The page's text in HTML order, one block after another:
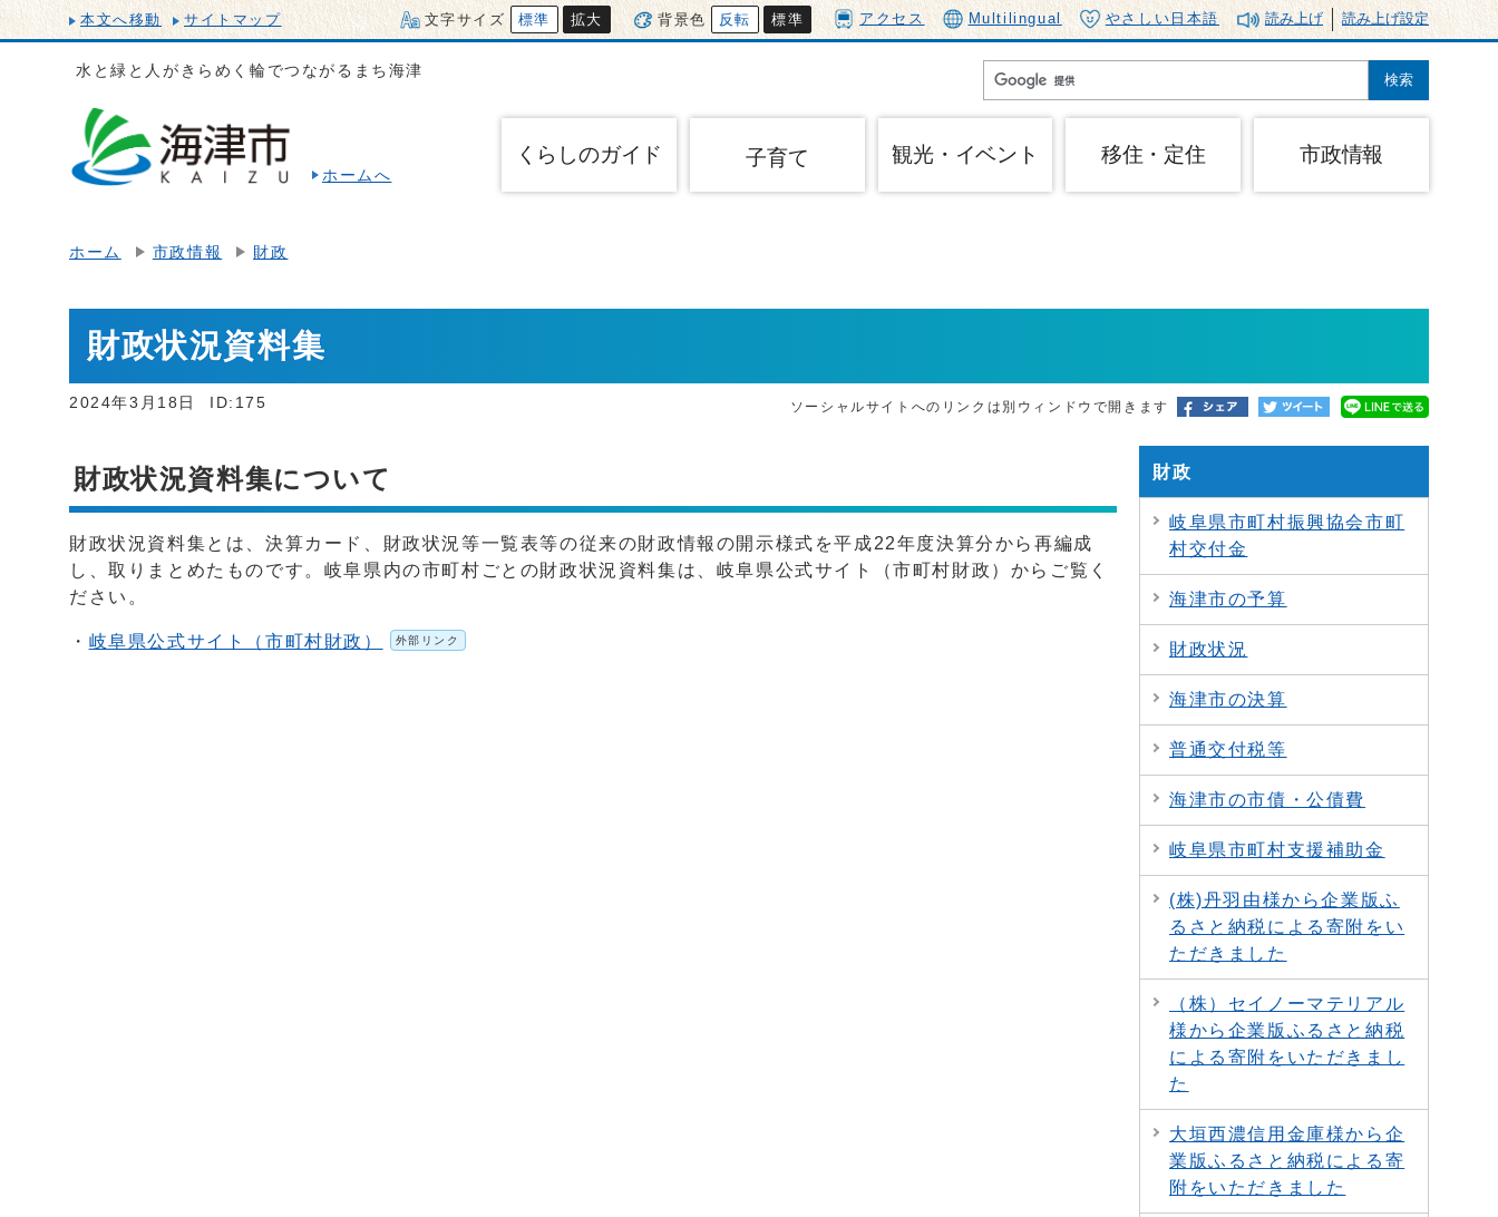
本文へ移動 サイトマップ 文字サイズ 標準 拡大 背景色 反転 標準 アクセス Multilingual やさしい日本語 読み上げ 読み上げ設定
水と緑と人がきらめく輪でつながるまち海津
ホームへ
くらしのガイド 子育て 観光・イベント 移住・定住 市政情報
ホーム 市政情報 財政
財政状況資料集
2024年3月18日 ID:175 ソーシャルサイトへのリンクは別ウィンドウで開きます
財政状況資料集について
財政状況資料集とは、決算カード、財政状況等一覧表等の従来の財政情報の開示様式を平成22年度決算分から再編成
し、取りまとめたものです。岐阜県内の市町村ごとの財政状況資料集は、岐阜県公式サイト（市町村財政）からご覧く
ださい。
・ 岐阜県公式サイト（市町村財政） 外部リンク
財政
岐阜県市町村振興協会市町
村交付金
海津市の予算
財政状況
海津市の決算
普通交付税等
海津市の市債・公債費
岐阜県市町村支援補助金
(株)丹羽由様から企業版ふ
るさと納税による寄附をい
ただきました
（株）セイノーマテリアル
様から企業版ふるさと納税
による寄附をいただきまし
た
大垣西濃信用金庫様から企
業版ふるさと納税による寄
附をいただきました